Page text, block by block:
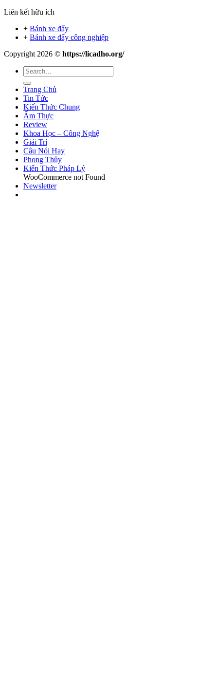
Liên kết hữu ích
+ Bánh xe đẩy
+ Bánh xe đẩy công nghiệp
Copyright 2026 © https://licadho.org/
Trang Chủ
Tin Tức
Kiến Thức Chung
Ẩm Thực
Review
Khoa Học – Công Nghệ
Giải Trí
Câu Nói Hay
Phong Thủy
Kiến Thức Pháp Lý
WooCommerce not Found
Newsletter